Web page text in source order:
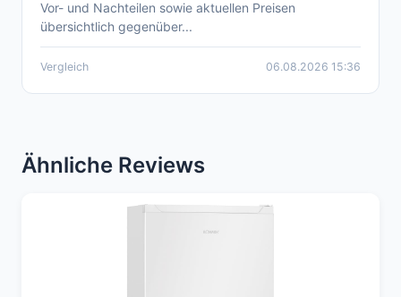
Überblick, Preise, Vor- und Nachteile
Vor- und Nachteilen sowie aktuellen Preisen
übersichtlich gegenüber...
Vergleich 06.08.2026 15:36
Ähnliche Reviews